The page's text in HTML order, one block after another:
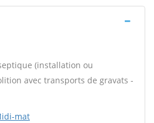
(installation ou
avec transports de gravats -
mat